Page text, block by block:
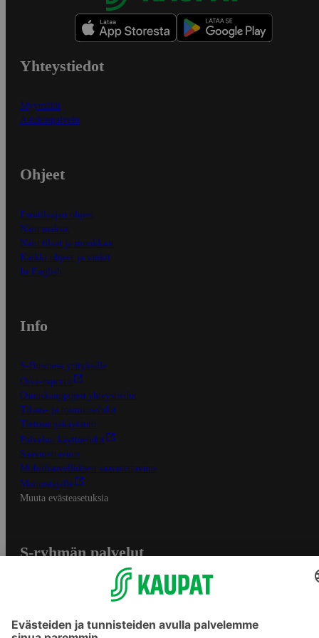
Yhteystiedot
Myymälät
Asiakaspalvelu
Ohjeet
Ensitilaajan ohjeet
Näin maksat
Näin tilaat ja muokkaat
Kaikki ohjeet ja vinkit
In English
Info
S-Business yrityksille
Oiva-raportit
Osuuskauppojen yhteystiedot
Tilaus- ja toimitusehdot
Tietosuojakäytäntö
Palvelun käyttöehdot
Saavutettavuus
Mobiilisovelluksen saavutettavuus
Mainostajalle
Muuta evästeasetuksia
S-ryhmän palvelut
Yhteishyvä Ruoka -sovellus